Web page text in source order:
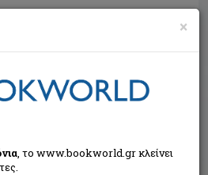
×
, το www.bookworld.gr κλείνει